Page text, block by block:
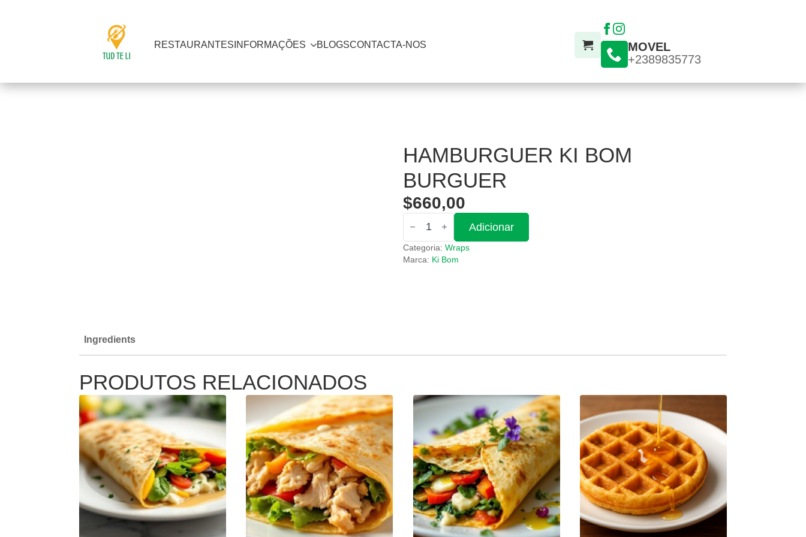
RESTAURANTES INFORMAÇÕES BLOGSCONTACTA-NOS
MOVEL
+2389835773
HAMBURGUER KI BOM
BURGUER
$660,00
Quantidade
de
Hamburguer
Ki
Bom
Adicionar
Categoria: Wraps
Marca: Ki Bom
Ingredients
PRODUTOS RELACIONADOS